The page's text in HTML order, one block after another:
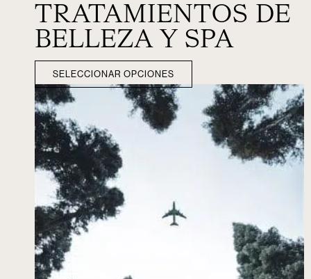
TRATAMIENTOS DE
BELLEZA Y SPA
SELECCIONAR OPCIONES